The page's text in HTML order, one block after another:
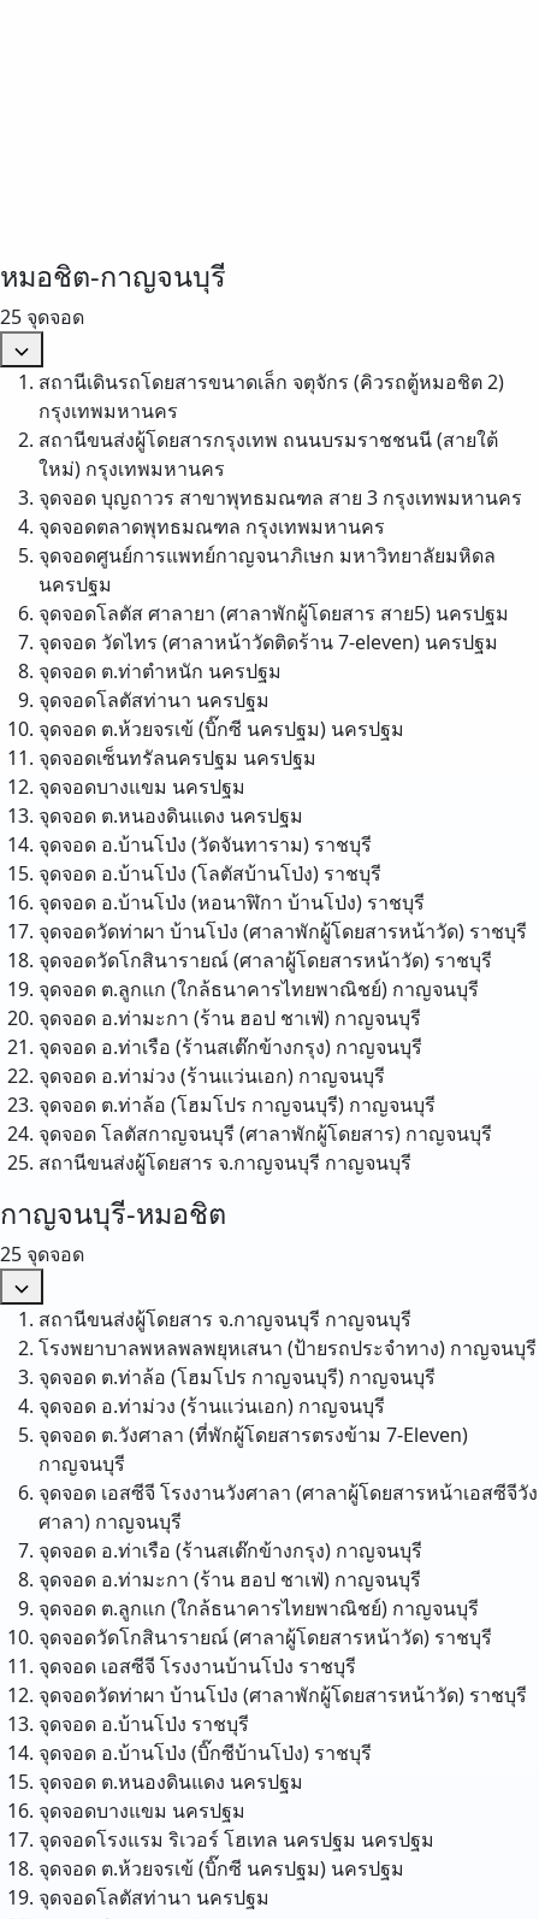
หมอชิต-กาญจนบุรี
25 จุดจอด
สถานีเดินรถโดยสารขนาดเล็ก จตุจักร (คิวรถตู้หมอชิต 2)
กรุงเทพมหานคร
สถานีขนส่งผู้โดยสารกรุงเทพ ถนนบรมราชชนนี (สายใต้
ใหม่) กรุงเทพมหานคร
จุดจอด บุญถาวร สาขาพุทธมณฑล สาย 3 กรุงเทพมหานคร
จุดจอดตลาดพุทธมณฑล กรุงเทพมหานคร
จุดจอดศูนย์การแพทย์กาญจนาภิเษก มหาวิทยาลัยมหิดล
นครปฐม
จุดจอดโลตัส ศาลายา (ศาลาพักผู้โดยสาร สาย5) นครปฐม
จุดจอด วัดไทร (ศาลาหน้าวัดติดร้าน 7-eleven) นครปฐม
จุดจอด ต.ท่าตำหนัก นครปฐม
จุดจอดโลตัสท่านา นครปฐม
จุดจอด ต.ห้วยจรเข้ (บิ๊กซี นครปฐม) นครปฐม
จุดจอดเซ็นทรัลนครปฐม นครปฐม
จุดจอดบางแขม นครปฐม
จุดจอด ต.หนองดินแดง นครปฐม
จุดจอด อ.บ้านโป่ง (วัดจันทาราม) ราชบุรี
จุดจอด อ.บ้านโป่ง (โลตัสบ้านโป่ง) ราชบุรี
จุดจอด อ.บ้านโป่ง (หอนาฬิกา บ้านโป่ง) ราชบุรี
จุดจอดวัดท่าผา บ้านโป่ง (ศาลาพักผู้โดยสารหน้าวัด) ราชบุรี
จุดจอดวัดโกสินารายณ์ (ศาลาผู้โดยสารหน้าวัด) ราชบุรี
จุดจอด ต.ลูกแก (ใกล้ธนาคารไทยพาณิชย์) กาญจนบุรี
จุดจอด อ.ท่ามะกา (ร้าน ฮอป ชาเฟ่) กาญจนบุรี
จุดจอด อ.ท่าเรือ (ร้านสเต๊กข้างกรุง) กาญจนบุรี
จุดจอด อ.ท่าม่วง (ร้านแว่นเอก) กาญจนบุรี
จุดจอด ต.ท่าล้อ (โฮมโปร กาญจนบุรี) กาญจนบุรี
จุดจอด โลตัสกาญจนบุรี (ศาลาพักผู้โดยสาร) กาญจนบุรี
สถานีขนส่งผู้โดยสาร จ.กาญจนบุรี กาญจนบุรี
กาญจนบุรี-หมอชิต
25 จุดจอด
สถานีขนส่งผู้โดยสาร จ.กาญจนบุรี กาญจนบุรี
โรงพยาบาลพหลพลพยุหเสนา (ป้ายรถประจำทาง) กาญจนบุรี
จุดจอด ต.ท่าล้อ (โฮมโปร กาญจนบุรี) กาญจนบุรี
จุดจอด อ.ท่าม่วง (ร้านแว่นเอก) กาญจนบุรี
จุดจอด ต.วังศาลา (ที่พักผู้โดยสารตรงข้าม 7-Eleven)
กาญจนบุรี
จุดจอด เอสซีจี โรงงานวังศาลา (ศาลาผู้โดยสารหน้าเอสซีจีวัง
ศาลา) กาญจนบุรี
จุดจอด อ.ท่าเรือ (ร้านสเต๊กข้างกรุง) กาญจนบุรี
จุดจอด อ.ท่ามะกา (ร้าน ฮอป ชาเฟ่) กาญจนบุรี
จุดจอด ต.ลูกแก (ใกล้ธนาคารไทยพาณิชย์) กาญจนบุรี
จุดจอดวัดโกสินารายณ์ (ศาลาผู้โดยสารหน้าวัด) ราชบุรี
จุดจอด เอสซีจี โรงงานบ้านโป่ง ราชบุรี
จุดจอดวัดท่าผา บ้านโป่ง (ศาลาพักผู้โดยสารหน้าวัด) ราชบุรี
จุดจอด อ.บ้านโป่ง ราชบุรี
จุดจอด อ.บ้านโป่ง (บิ๊กซีบ้านโป่ง) ราชบุรี
จุดจอด ต.หนองดินแดง นครปฐม
จุดจอดบางแขม นครปฐม
จุดจอดโรงแรม ริเวอร์ โฮเทล นครปฐม นครปฐม
จุดจอด ต.ห้วยจรเข้ (บิ๊กซี นครปฐม) นครปฐม
จุดจอดโลตัสท่านา นครปฐม